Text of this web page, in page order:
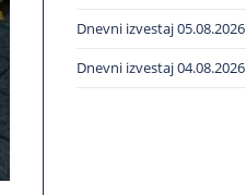
Dnevni izvestaj 05.08.2026
Dnevni izvestaj 04.08.2026